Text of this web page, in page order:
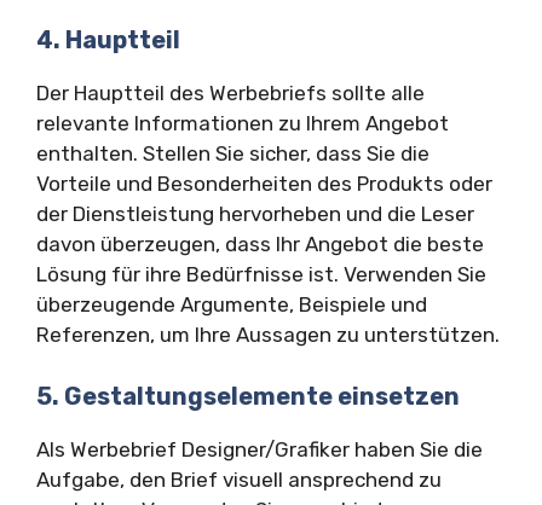
4. Hauptteil
Der Hauptteil des Werbebriefs sollte alle
relevante Informationen zu Ihrem Angebot
enthalten. Stellen Sie sicher, dass Sie die
Vorteile und Besonderheiten des Produkts oder
der Dienstleistung hervorheben und die Leser
davon überzeugen, dass Ihr Angebot die beste
Lösung für ihre Bedürfnisse ist. Verwenden Sie
überzeugende Argumente, Beispiele und
Referenzen, um Ihre Aussagen zu unterstützen.
5. Gestaltungselemente einsetzen
Als Werbebrief Designer/Grafiker haben Sie die
Aufgabe, den Brief visuell ansprechend zu